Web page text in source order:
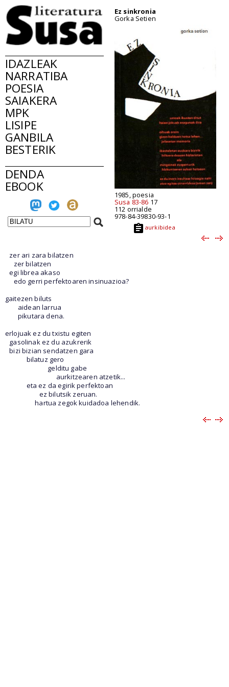
IDAZLEAK
NARRATIBA
POESIA
SAIAKERA
MPK
LISIPE
GANBILA
BESTERIK
DENDA
EBOOK
Ez sinkronia
Gorka Setien
1985, poesia
Susa 83-86 17
112 orrialde
978-84-39830-93-1
aurkibidea
zer ari zara bilatzen
zer bilatzen
egi librea akaso
edo gerri perfektoaren insinuazioa?
gaitezen biluts
aidean larrua
pikutara dena.
erlojuak ez du txistu egiten
gasolinak ez du azukrerik
bizi bizian sendatzen gara
bilatuz gero
gelditu gabe
aurkitzearen atzetik...
eta ez da egirik perfektoan
ez bilutsik zeruan.
hartua zegok kuidadoa lehendik.